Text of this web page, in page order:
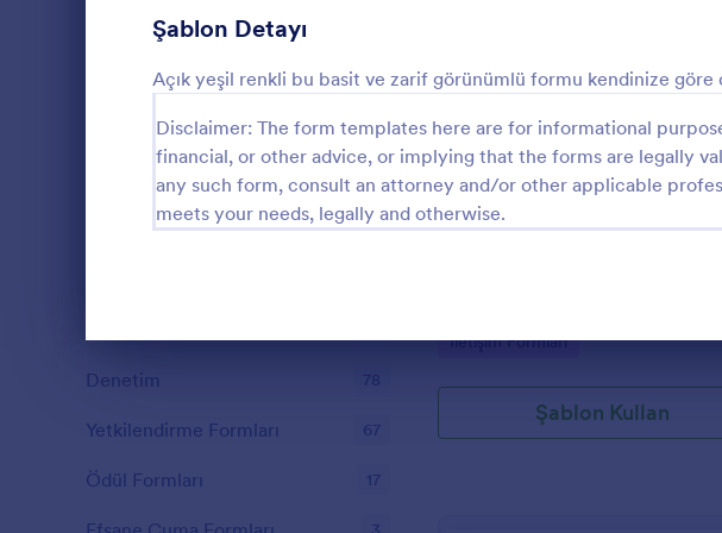
Şablon Detayı
Açık yeşil renkli bu basit ve zarif görünümlü formu kendinize
Disclaimer: The form templates here are for informational
financial, or other advice, or implying that the forms are legally
any such form, consult an attorney and/or other applicable
meets your needs, legally and otherwise.Mobil İletişim Formu
Go to Category:
İletişim Formları
Şablon Kullan
Anket Şablonları
Üye Kayıt Formları 53
Oy Formları 22
Özet Formları 17
Onay Formları 89
Denetim 78
Yetkilendirme Formları 67
Ödül Formları 17